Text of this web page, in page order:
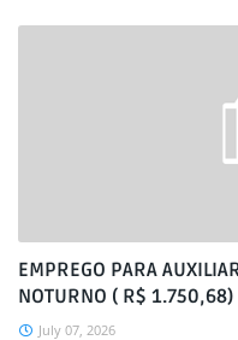
EMPREGO PARA
NOTURNO ( R$ 1.750,68)
July 07, 2026